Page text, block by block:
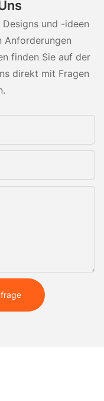
und -ideen
Anforderungen
finden Sie auf der
direkt mit Fragen